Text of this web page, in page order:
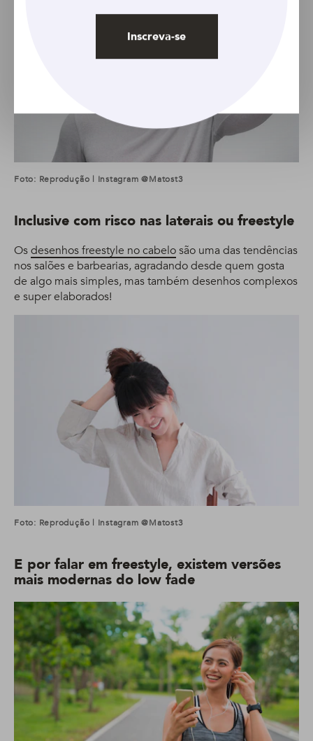
Foto: Reprodução | Instagram @matost3
Inclusive com risco nas laterais ou freestyle
Osdesenhos freestyle no cabelosão uma das tendências
nos salões e barbearias, agradando desde quem gosta
de algo mais simples, mas também desenhos complexos
e super elaborados!
Foto: Reprodução | Instagram @matost3
E por falar em freestyle, existem versões
mais modernas do low fade
Inscreva-se